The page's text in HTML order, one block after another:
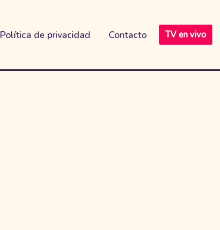
Política de privacidad Contacto TV en vivo